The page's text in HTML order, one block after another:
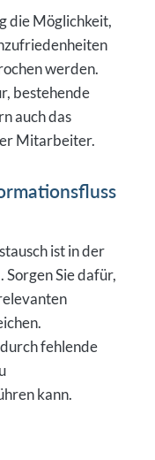
die Möglichkeit,
werden.
bestehende
auch das
Mitarbeiter.
ist in der
Sie dafür,
fehlende
kann.